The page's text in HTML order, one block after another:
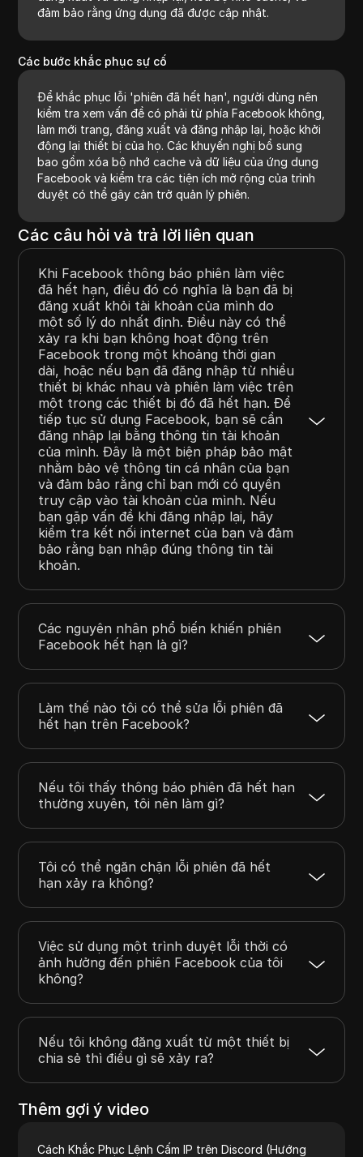
đảm bảo rằng ứng dụng đã được cập nhật.
Các bước khắc phục sự cố
Để khắc phục lỗi 'phiên đã hết hạn', người dùng nên
kiểm tra xem vấn đề có phải từ phía Facebook không,
làm mới trang, đăng xuất và đăng nhập lại, hoặc khởi
động lại thiết bị của họ. Các khuyến nghị bổ sung
bao gồm xóa bộ nhớ cache và dữ liệu của ứng dụng
Facebook và kiểm tra các tiện ích mở rộng của trình
duyệt có thể gây cản trở quản lý phiên.
Các câu hỏi và trả lời liên quan
Khi Facebook thông báo phiên làm việc
đã hết hạn, điều đó có nghĩa là bạn đã bị
đăng xuất khỏi tài khoản của mình do
một số lý do nhất định. Điều này có thể
xảy ra khi bạn không hoạt động trên
Facebook trong một khoảng thời gian
dài, hoặc nếu bạn đã đăng nhập từ nhiều
thiết bị khác nhau và phiên làm việc trên
một trong các thiết bị đó đã hết hạn. Để
tiếp tục sử dụng Facebook, bạn sẽ cần
đăng nhập lại bằng thông tin tài khoản
của mình. Đây là một biện pháp bảo mật
nhằm bảo vệ thông tin cá nhân của bạn
và đảm bảo rằng chỉ bạn mới có quyền
truy cập vào tài khoản của mình. Nếu
bạn gặp vấn đề khi đăng nhập lại, hãy
kiểm tra kết nối internet của bạn và đảm
bảo rằng bạn nhập đúng thông tin tài
khoản.
Các nguyên nhân phổ biến khiến phiên
Facebook hết hạn là gì?
Làm thế nào tôi có thể sửa lỗi phiên đã
hết hạn trên Facebook?
Nếu tôi thấy thông báo phiên đã hết hạn
thường xuyên, tôi nên làm gì?
Tôi có thể ngăn chặn lỗi phiên đã hết
hạn xảy ra không?
Việc sử dụng một trình duyệt lỗi thời có
ảnh hưởng đến phiên Facebook của tôi
không?
Nếu tôi không đăng xuất từ một thiết bị
chia sẻ thì điều gì sẽ xảy ra?
Thêm gợi ý video
Cách Khắc Phục Lệnh Cấm IP trên Discord (Hướng